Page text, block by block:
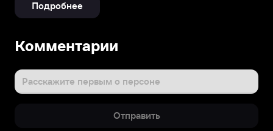
Подробнее
Комментарии
Расскажите первым о персоне
Отправить